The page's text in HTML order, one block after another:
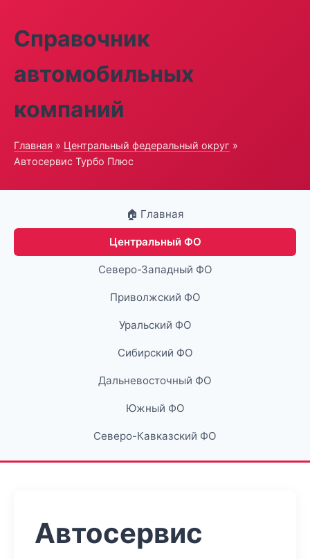
Справочник
автомобильных
компаний
Главная » Центральный федеральный округ »
Автосервис Турбо Плюс
🏠 Главная
Центральный ФО
Северо-Западный ФО
Приволжский ФО
Уральский ФО
Сибирский ФО
Дальневосточный ФО
Южный ФО
Северо-Кавказский ФО
Автосервис